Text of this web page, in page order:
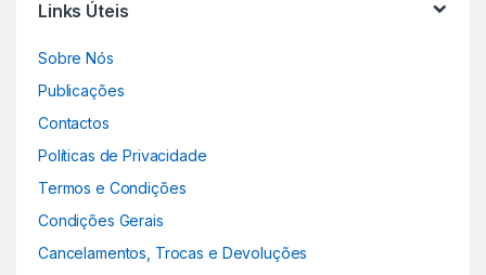
Links Úteis
Sobre Nós
Publicações
Contactos
Políticas de Privacidade
Termos e Condições
Condições Gerais
Cancelamentos, Trocas e Devoluções